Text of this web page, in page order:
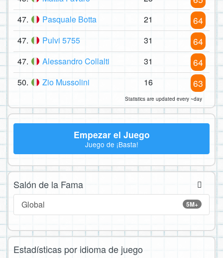
47. Pasquale Botta 21 64
47. Pulvi 5755 31 64
47. Alessandro Collalti 31 64
50. Zio Mussolini 16 63
Statistics are updated every ~day
Empezar el Juego
Juego de ¡Basta!
Salón de la Fama
5M+
Global
Estadísticas por idioma de juego